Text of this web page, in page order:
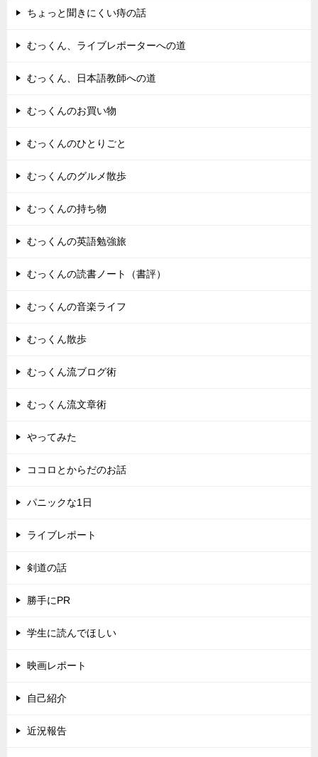
ちょっと聞きにくい痔の話
むっくん、ライブレポーターへの道
むっくん、日本語教師への道
むっくんのお買い物
むっくんのひとりごと
むっくんのグルメ散歩
むっくんの持ち物
むっくんの英語勉強旅
むっくんの読書ノート（書評）
むっくんの音楽ライフ
むっくん散歩
むっくん流ブログ術
むっくん流文章術
やってみた
ココロとからだのお話
パニックな1日
ライブレポート
剣道の話
勝手にPR
学生に読んでほしい
映画レポート
自己紹介
近況報告